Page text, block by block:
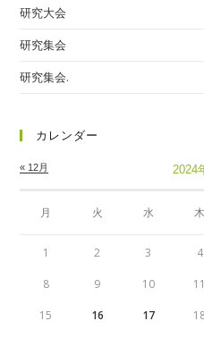
研究大会
研究集会
研究集会.
カレンダー
2024
月 火 水 木
« 12月
1 2 3 4
8 9 10 11
15 16 17